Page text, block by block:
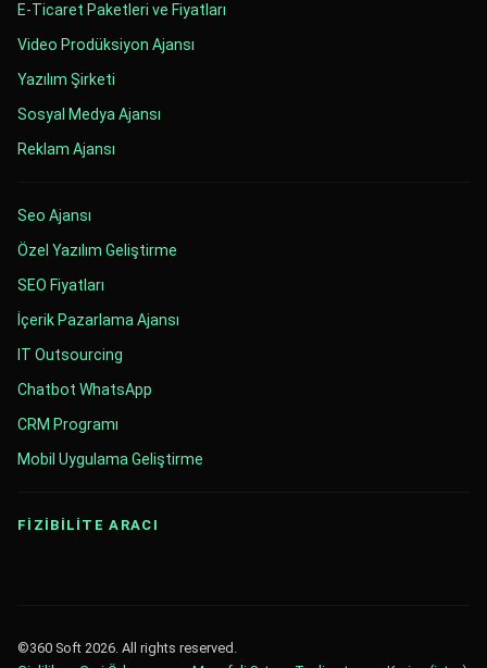
E-Ticaret Paketleri ve Fiyatları
Video Prodüksiyon Ajansı
Yazılım Şirketi
Sosyal Medya Ajansı
Reklam Ajansı
Seo Ajansı
Özel Yazılım Geliştirme
SEO Fiyatları
İçerik Pazarlama Ajansı
IT Outsourcing
Chatbot WhatsApp
CRM Programı
Mobil Uygulama Geliştirme
FİZİBİLİTE ARACI
©360 Soft 2026. All rights reserved.